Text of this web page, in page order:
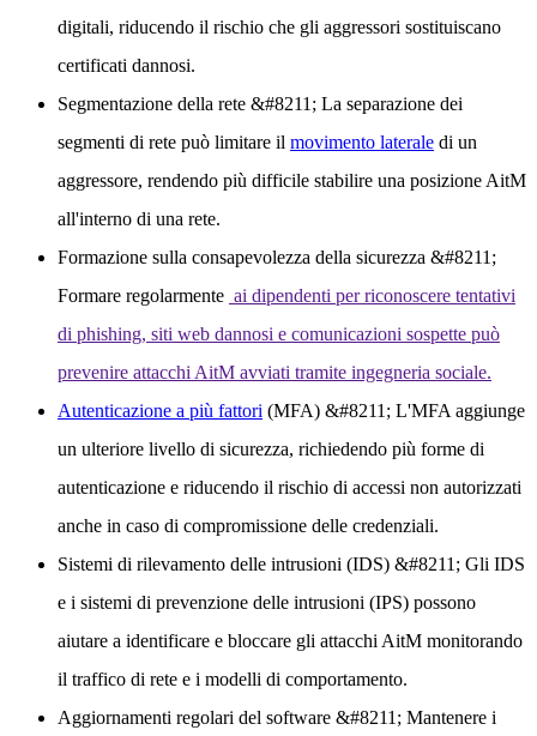
digitali, riducendo il rischio che gli aggressori sostituiscano
certificati dannosi.
Segmentazione della rete &#8211; La separazione dei
segmenti di rete può limitare il movimento laterale di un
aggressore, rendendo più difficile stabilire una posizione AitM
all'interno di una rete.
Formazione sulla consapevolezza della sicurezza &#8211;
Formare regolarmente ai dipendenti per riconoscere tentativi
di phishing, siti web dannosi e comunicazioni sospette può
prevenire attacchi AitM avviati tramite ingegneria sociale.
Autenticazione a più fattori (MFA) &#8211; L'MFA aggiunge
un ulteriore livello di sicurezza, richiedendo più forme di
autenticazione e riducendo il rischio di accessi non autorizzati
anche in caso di compromissione delle credenziali.
Sistemi di rilevamento delle intrusioni (IDS) &#8211; Gli IDS
e i sistemi di prevenzione delle intrusioni (IPS) possono
aiutare a identificare e bloccare gli attacchi AitM monitorando
il traffico di rete e i modelli di comportamento.
Aggiornamenti regolari del software &#8211; Mantenere i